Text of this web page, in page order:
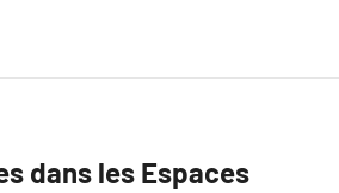
dans les Espaces